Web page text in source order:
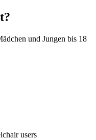
und Jungen bis 18
users